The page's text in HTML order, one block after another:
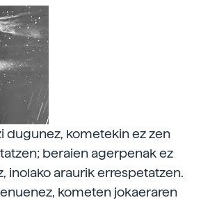
dugunez, kometekin ez zen
beraien agerpenak ez
inolako araurik errespetatzen.
kometen jokaeraren